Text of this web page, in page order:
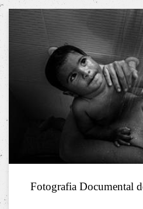
Fotografia Documental